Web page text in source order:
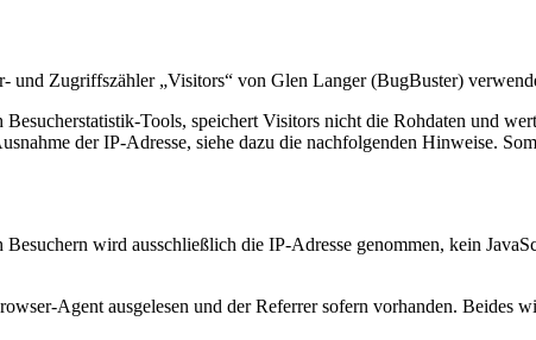
und Zugriffszähler „Visitors“ von Glen Langer (BugBuster)
Besucherstatistik-Tools, speichert Visitors nicht die Rohdaten und
der IP-Adresse, siehe dazu die nachfolgenden Hinweise.
wird ausschließlich die IP-Adresse genommen, kein
Agent ausgelesen und der Referrer sofern vorhanden.